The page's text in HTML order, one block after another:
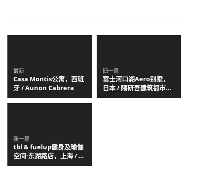
最新
Casa Montis公寓，西班
牙 / Aunon Cabrera
旧一篇
富士河口湖Aero别墅，
日本 / 隈研吾建筑都市设
计事务所
新一篇
tbl & fuelup健身及瑜伽
空间·东湖路店，上海 / 空
间站建筑师事务所